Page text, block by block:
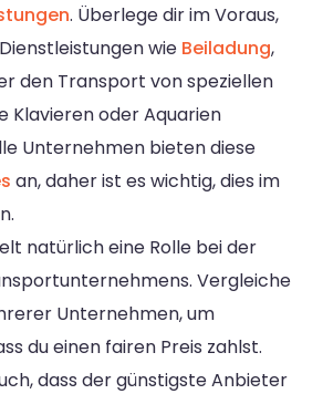
. Überlege dir im Voraus,
wie Beiladung,
den Transport von speziellen
Klavieren oder Aquarien
Unternehmen bieten diese
an, daher ist es wichtig, dies im
natürlich eine Rolle bei der
Vergleiche
Unternehmen, um
du einen fairen Preis zahlst.
dass der günstigste Anbieter